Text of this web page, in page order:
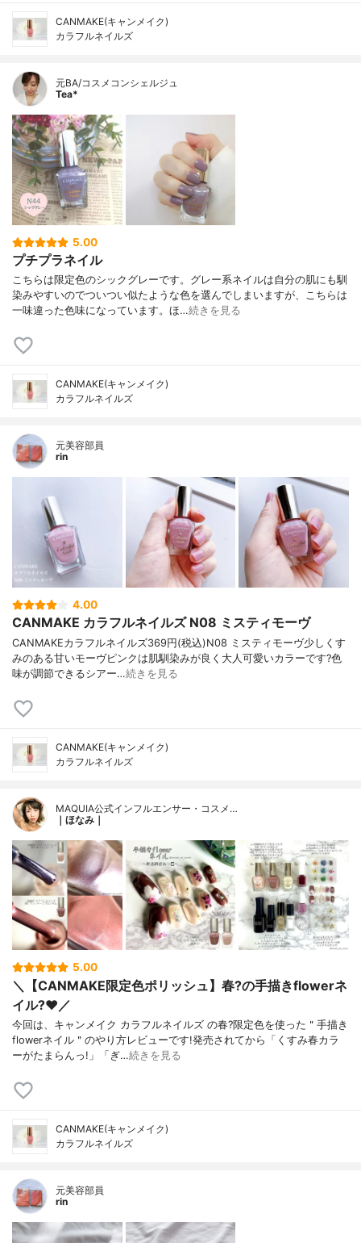
CANMAKE(キャンメイク)
カラフルネイルズ
元BA/コスメコンシェルジュ
Tea*
5.00
プチプラネイル
こちらは限定色のシックグレーです。グレー系ネイルは自分の肌にも馴
染みやすいのでついつい似たような色を選んでしまいますが、こちらは
一味違った色味になっています。ほ…続きを見る
CANMAKE(キャンメイク)
カラフルネイルズ
元美容部員
rin
4.00
CANMAKE カラフルネイルズ N08 ミスティモーヴ
CANMAKEカラフルネイルズ369円(税込)N08 ミスティモーヴ少しくす
みのある甘いモーヴピンクは肌馴染みが良く大人可愛いカラーです?色
味が調節できるシアー…続きを見る
CANMAKE(キャンメイク)
カラフルネイルズ
MAQUIA公式インフルエンサー・コスメ…
｜ほなみ｜
5.00
＼【CANMAKE限定色ポリッシュ】春?の手描きflowerネ
イル?❤️／
今回は、キャンメイク カラフルネイルズ の春?限定色を使った＂手描き
flowerネイル＂のやり方レビューです!発売されてから「くすみ春カラ
ーがたまらんっ!」「ぎ…続きを見る
CANMAKE(キャンメイク)
カラフルネイルズ
元美容部員
rin